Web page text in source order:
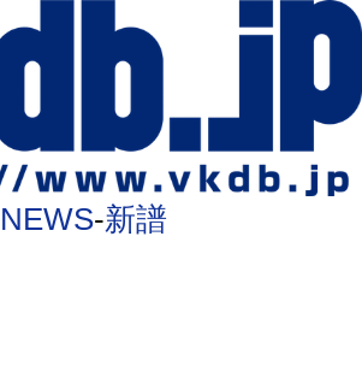
NEWS-新譜